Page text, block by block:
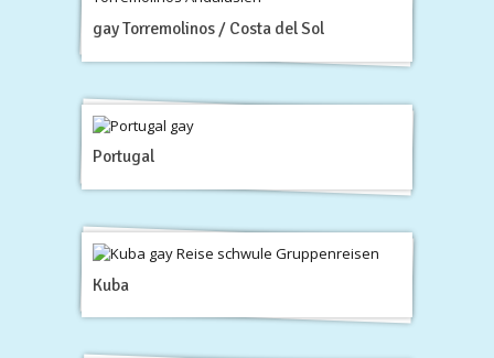
gay Torremolinos / Costa del Sol
Portugal
Kuba